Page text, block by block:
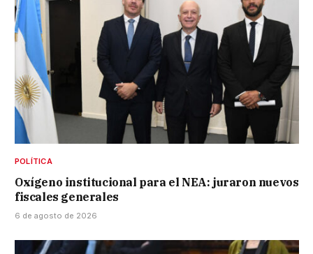
POLÍTICA
Oxígeno institucional para el NEA: juraron nuevos
fiscales generales
6 de agosto de 2026